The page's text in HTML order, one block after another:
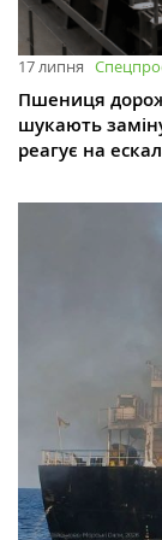
17 липня
Пшениця
шукають
реагує на